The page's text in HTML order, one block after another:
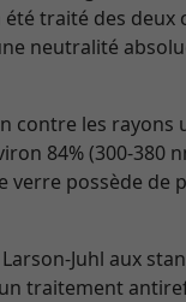
traité des
neutralité
contre les rayons
84% (300-380
possède de
Juhl aux
traitement